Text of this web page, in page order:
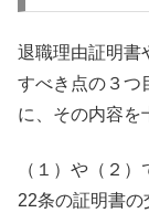
退職理由証明書
すべき点の３つ
に、その内容を
（１）や（２
22条の証明書